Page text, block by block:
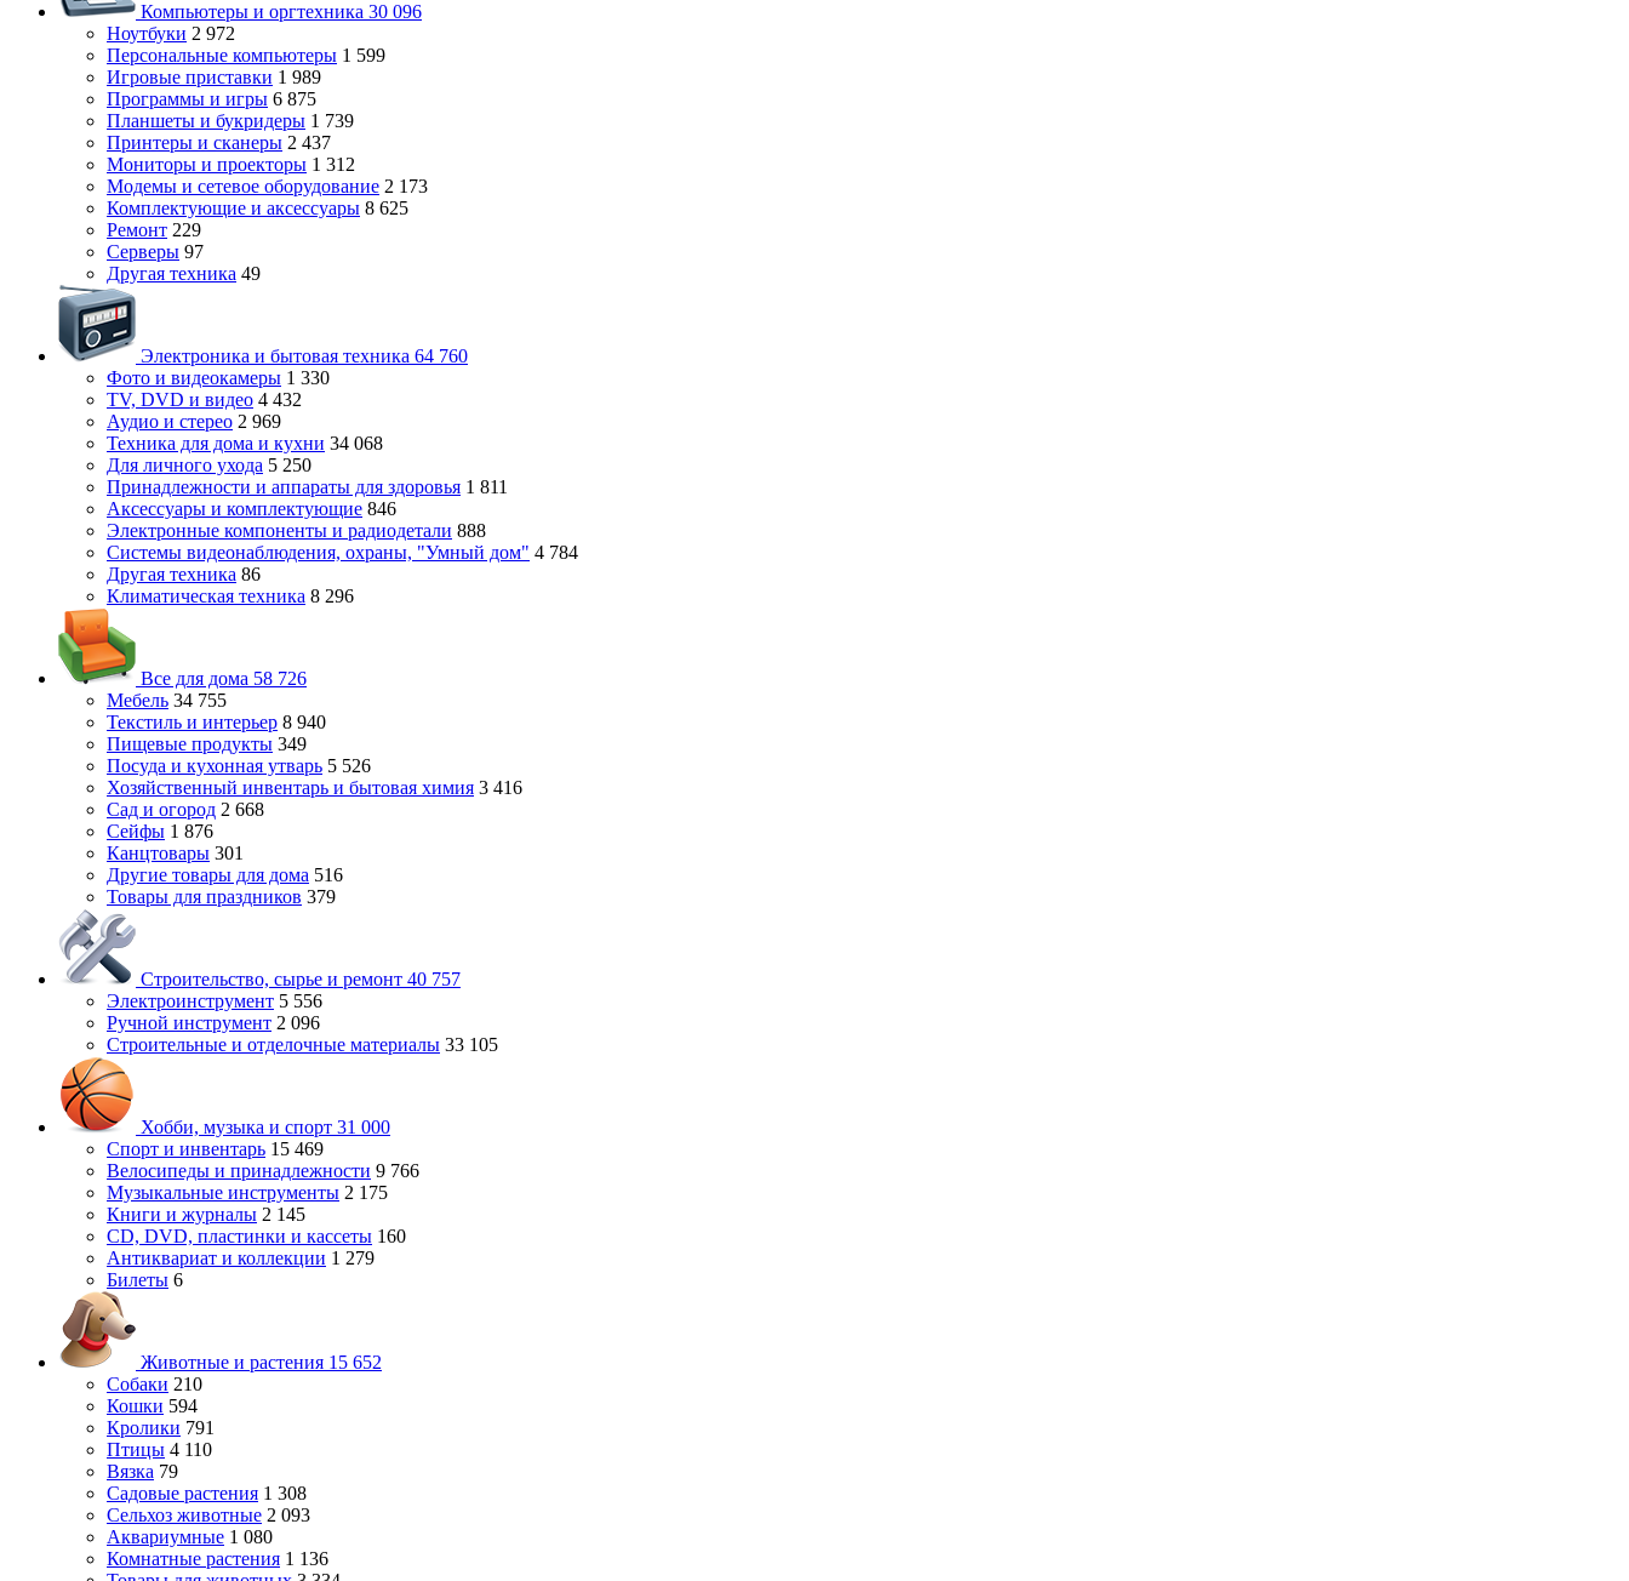
Компьютеры и оргтехника 30 096
Ноутбуки 2 972
Персональные компьютеры 1 599
Игровые приставки 1 989
Программы и игры 6 875
Планшеты и букридеры 1 739
Принтеры и сканеры 2 437
Мониторы и проекторы 1 312
Модемы и сетевое оборудование 2 173
Комплектующие и аксессуары 8 625
Ремонт 229
Серверы 97
Другая техника 49
Электроника и бытовая техника 64 760
Фото и видеокамеры 1 330
TV, DVD и видео 4 432
Аудио и стерео 2 969
Техника для дома и кухни 34 068
Для личного ухода 5 250
Принадлежности и аппараты для здоровья 1 811
Аксессуары и комплектующие 846
Электронные компоненты и радиодетали 888
Системы видеонаблюдения, охраны, "Умный дом" 4 784
Другая техника 86
Климатическая техника 8 296
Все для дома 58 726
Мебель 34 755
Текстиль и интерьер 8 940
Пищевые продукты 349
Посуда и кухонная утварь 5 526
Хозяйственный инвентарь и бытовая химия 3 416
Сад и огород 2 668
Сейфы 1 876
Канцтовары 301
Другие товары для дома 516
Товары для праздников 379
Строительство, сырье и ремонт 40 757
Электроинструмент 5 556
Ручной инструмент 2 096
Строительные и отделочные материалы 33 105
Хобби, музыка и спорт 31 000
Спорт и инвентарь 15 469
Велосипеды и принадлежности 9 766
Музыкальные инструменты 2 175
Книги и журналы 2 145
CD, DVD, пластинки и кассеты 160
Антиквариат и коллекции 1 279
Билеты 6
Животные и растения 15 652
Собаки 210
Кошки 594
Кролики 791
Птицы 4 110
Вязка 79
Садовые растения 1 308
Сельхоз животные 2 093
Аквариумные 1 080
Комнатные растения 1 136